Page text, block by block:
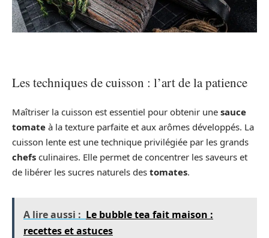
Les techniques de cuisson : l’art de la patience
Maîtriser la cuisson est essentiel pour obtenir une sauce
tomate à la texture parfaite et aux arômes développés. La
cuisson lente est une technique privilégiée par les grands
chefs culinaires. Elle permet de concentrer les saveurs et
de libérer les sucres naturels des tomates.
A lire aussi : Le bubble tea fait maison :
recettes et astuces